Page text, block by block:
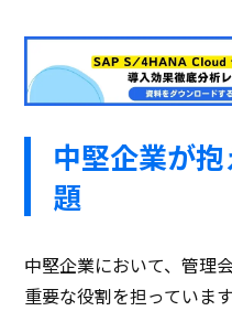
中堅企業が
題
中堅企業において、管理
重要な役割を担っていま